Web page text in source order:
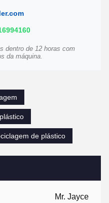
Mr. Jayce
dentro de 12 horas com
da máquina.
de plástico